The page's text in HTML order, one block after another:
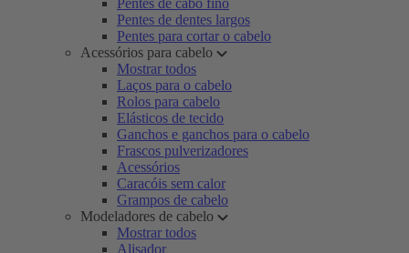
Pentes de cabo fino
Pentes de dentes largos
Pentes para cortar o cabelo
Acessórios para cabelo
Mostrar todos
Laços para o cabelo
Rolos para cabelo
Elásticos de tecido
Ganchos e ganchos para o cabelo
Frascos pulverizadores
Acessórios
Caracóis sem calor
Grampos de cabelo
Modeladores de cabelo
Mostrar todos
Alisador